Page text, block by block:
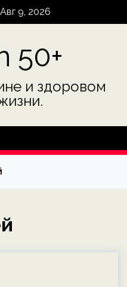
9, 2026
50+
и здоровом